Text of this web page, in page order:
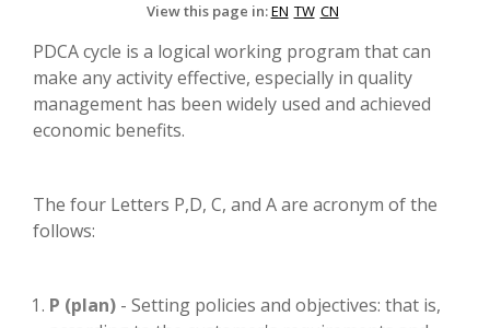
View this page in:EN TW CN
PDCA cycle is a logical working program that can
make any activity effective, especially in quality
management has been widely used and achieved
economic benefits.
The four Letters P,D, C, and A are acronym of the
follows:
P (plan) - Setting policies and objectives: that is,